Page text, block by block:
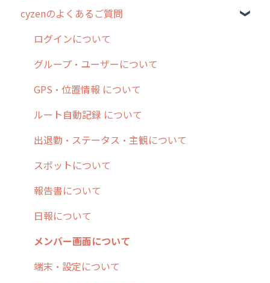
4. cyzen利用前の準備：システム管理者編
5. 基本的な使い方：システム管理者編
6. 基本的な使い方：ユーザー編
7. 初心者向けよくある質問集
8. 用語集
9. もっと便利に利用するための設定
10.ユーザー向けおすすめの使い方
【業界業種別】cyzen設定方法
予定管理
スポット
ステータス・主観
報告書・行動種別
勤怠管理
活動通知
パフォーマンス
帳票出力
メッセージ・ファイル添付
商品
各種設定・その他
スポット
報告閲覧
予定
日報
履歴
メンバー
メッセージ
パフォーマンス
外部リンク
お知らせ
設定
勤怠管理
予定管理
スポット
ステータス・主観
報告書・行動種別
ユーザー・グループ管理
メッセージ機能
活動通知
内線電話
商品
各種設定・ログイン
はじめに
スポット・ステータス関連オプション
交通費自動計算
安全走行支援
写真管理・高画質化
ダッシュボード（BI）・パフォーマンス
連携オプション
その他オプション
IP接続制限・端末認証設定
契約・その他
cyzenのよくあるご質問
ログインについて
グループ・ユーザーについて
GPS・位置情報 について
ルート自動記録 について
出退勤・ステータス・主観について
スポットについて
報告書について
日報について
メンバー画面について
端末・設定について